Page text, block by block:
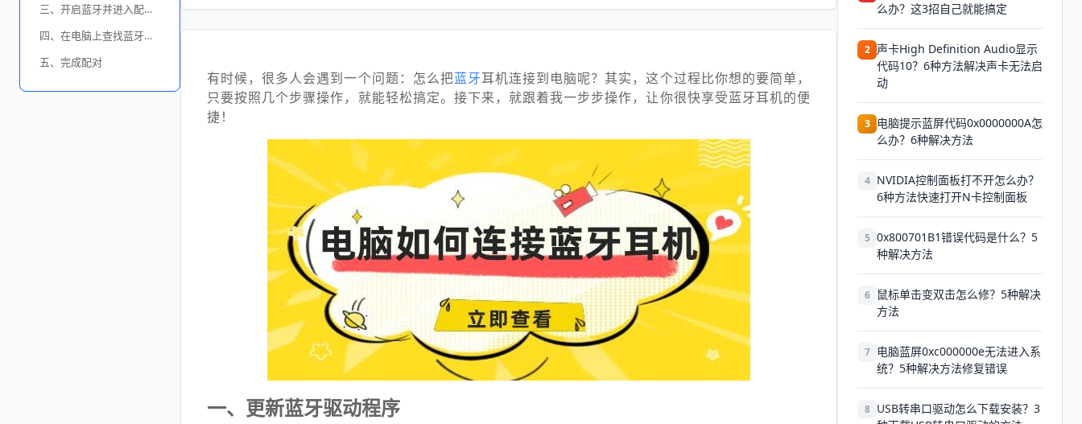
三、开启蓝牙并进入配对模式
四、在电脑上查找蓝牙耳机
五、完成配对
有时候，很多人会遇到一个问题：怎么把蓝牙耳机连接到电脑呢？其实，这个过程比你想的要简单，
只要按照几个步骤操作，就能轻松搞定。接下来，就跟着我一步步操作，让你很快享受蓝牙耳机的便
捷！
一、更新蓝牙驱动程序
么办？这3招自己就能搞定
2 声卡High Definition Audio显示
代码10？6种方法解决声卡无法启
动
3 电脑提示蓝屏代码0x0000000A怎
么办？6种解决方法
4 NVIDIA控制面板打不开怎么办？
6种方法快速打开N卡控制面板
5 0x800701B1错误代码是什么？5
种解决方法
6
鼠标单击变双击怎么修？5种解决
方法
7 电脑蓝屏0xc000000e无法进入系
统？5种解决方法修复错误
8 USB转串口驱动怎么下载安装？3